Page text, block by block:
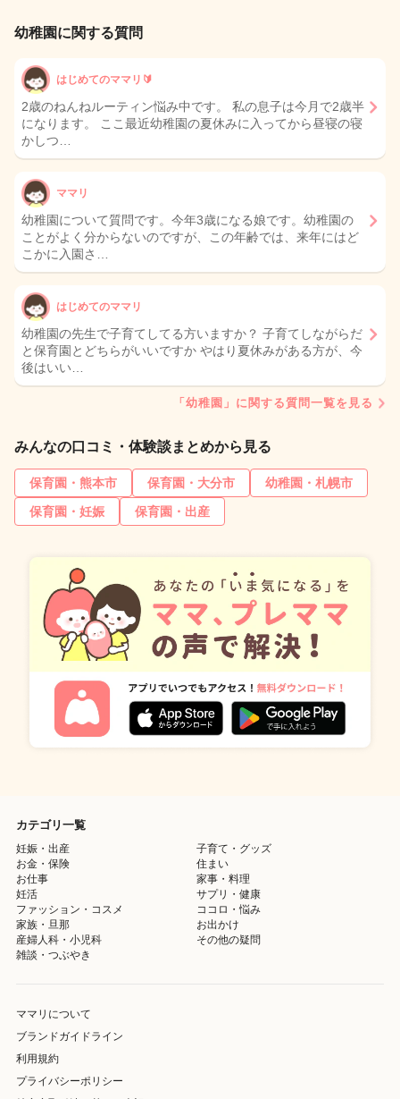
幼稚園に関する質問
はじめてのママリ🔰
2歳のねんねルーティン悩み中です。 私の息子は今月で2歳半
になります。 ここ最近幼稚園の夏休みに入ってから昼寝の寝
かしつ…
ママリ
幼稚園について質問です。今年3歳になる娘です。幼稚園の
ことがよく分からないのですが、この年齢では、来年にはど
こかに入園さ…
はじめてのママリ
幼稚園の先生で子育てしてる方いますか？ 子育てしながらだ
と保育園とどちらがいいですか やはり夏休みがある方が、今
後はいい…
「幼稚園」に関する質問一覧を見る
みんなの口コミ・体験談まとめから見る
保育園・熊本市 保育園・大分市
幼稚園・札幌市
保育園・妊娠
保育園・出産
カテゴリ一覧
妊娠・出産
子育て・グッズ
お金・保険
住まい
お仕事
家事・料理
妊活
サプリ・健康
ファッション・コスメ
ココロ・悩み
家族・旦那
お出かけ
産婦人科・小児科
その他の疑問
雑談・つぶやき
ママリについて
ブランドガイドライン
利用規約
プライバシーポリシー